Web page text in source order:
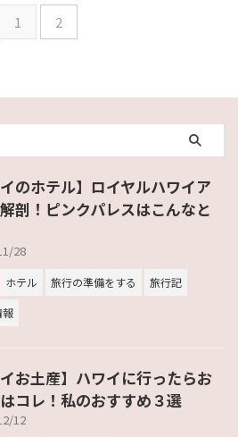
1 2
イのホテル】ロイヤルハワイア
剖！ピンクパレスはこんなと
28
ホテル 旅行の準備をする
旅行記
報
イお土産】ハワイに行ったらお
コレ！私のおすすめ３選
12